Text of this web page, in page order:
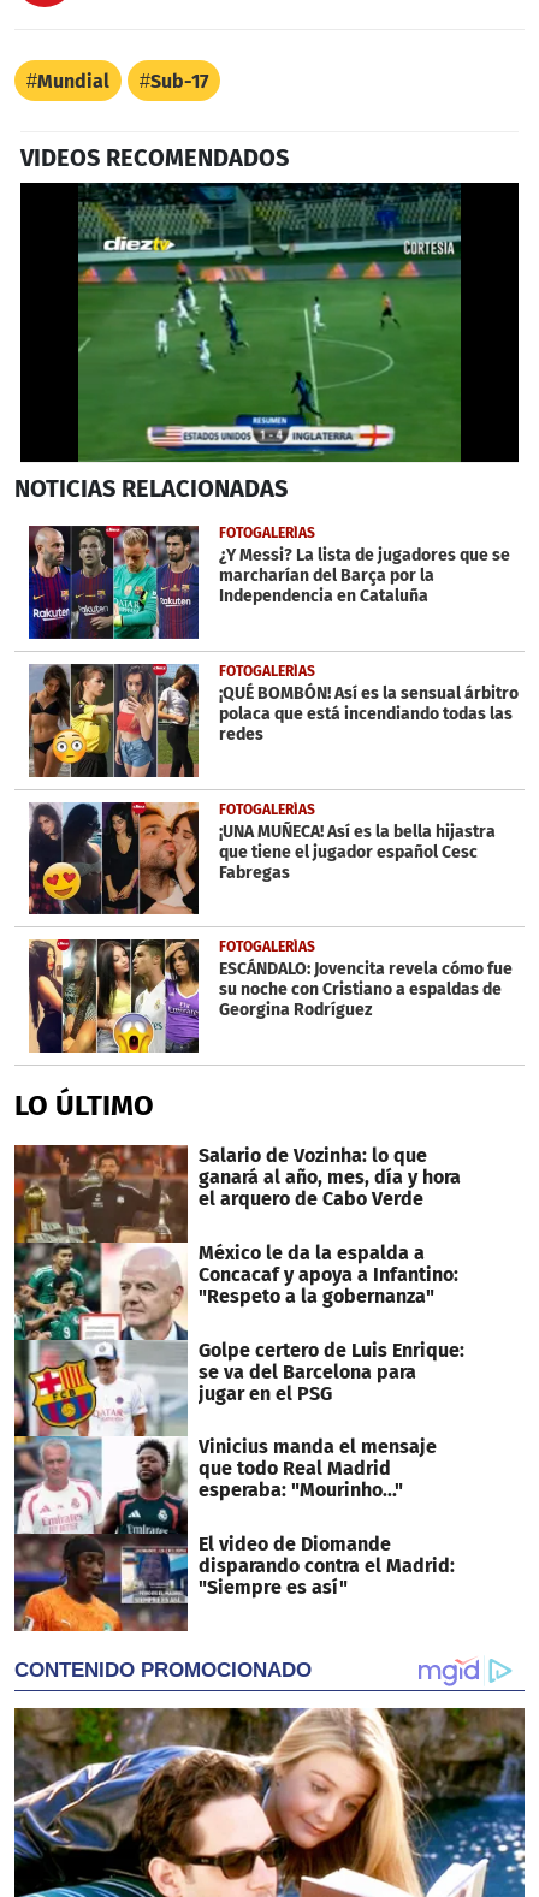
Mundial Sub-17
VIDEOS RECOMENDADOS
seconds
1
minute,
29
seconds
NOTICIAS RELACIONADAS
FOTOGALERÍAS
¿Y Messi? La lista de jugadores que se
marcharían del Barça por la
Independencia en Cataluña
FOTOGALERÍAS
¡QUÉ BOMBÓN! Así es la sensual árbitro
polaca que está incendiando todas las
redes
FOTOGALERÍAS
¡UNA MUÑECA! Así es la bella hijastra
que tiene el jugador español Cesc
Fabregas
FOTOGALERÍAS
ESCÁNDALO: Jovencita revela cómo fue
su noche con Cristiano a espaldas de
Georgina Rodríguez
LO ÚLTIMO
Salario de Vozinha: lo que
ganará al año, mes, día y hora
el arquero de Cabo Verde
México le da la espalda a
Concacaf y apoya a Infantino:
"Respeto a la gobernanza"
Golpe certero de Luis Enrique:
se va del Barcelona para
jugar en el PSG
Vinicius manda el mensaje
que todo Real Madrid
esperaba: "Mourinho..."
El video de Diomande
disparando contra el Madrid:
"Siempre es así"